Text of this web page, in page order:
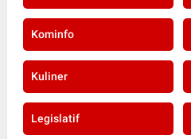
Kominfo
Kuliner
Legislatif